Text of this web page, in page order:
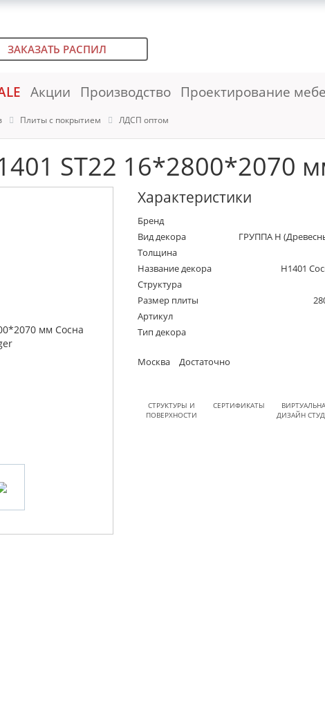
ЗАКАЗАТЬ РАСПИЛ
Акции Производство Проектирование
Плиты с покрытием ЛДСП оптом
ST22 16*2800*2070
Характеристики
Бренд
Вид декора
ГРУППА Н
Толщина
Название декора
H1401
Структура
Размер плиты
Артикул
Тип декора
Москва Достаточно
СТРУКТУРЫ И
ПОВЕРХНОСТИ
СЕРТИФИКАТЫ
ДИЗАЙН